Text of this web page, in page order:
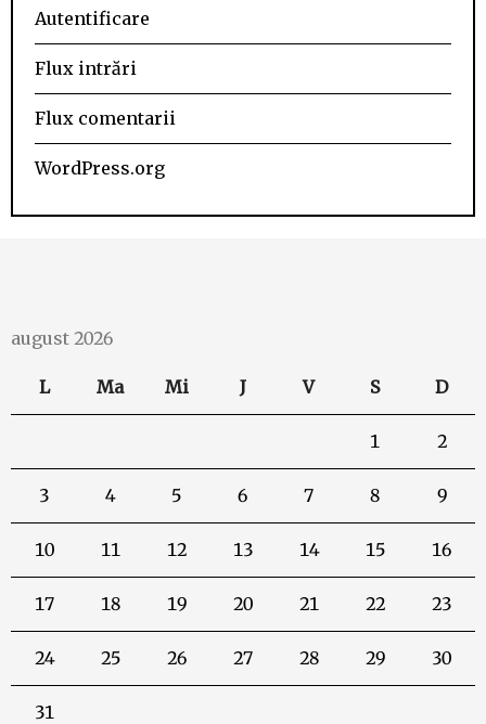
Autentificare
Flux intrări
Flux comentarii
WordPress.org
august 2026
L Ma Mi J V S D
1 2
3 4 5 6 7 8 9
10 11 12 13 14 15 16
17 18 19 20 21 22 23
24 25 26 27 28 29 30
31